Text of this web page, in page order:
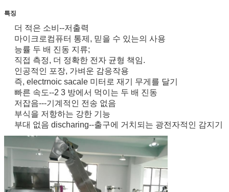
특징
더 적은 소비--저출력
마이크로컴퓨터 통제, 믿을 수 있는의 사용
능률 두 배 진동 지류;
직접 측정, 더 정확한 전자 균형 책임.
인공적인 포장, 가벼운 감응작용
즉, electrnoic sacale 미터로 재기 무게를 달기
빠른 속도--2 3 방에서 먹이는 두 배 진동
저잡음---기계적인 전송 없음
부식을 저항하는 강한 기능
부대 없음 discharing--출구에 거치되는 광전자적인 감지기